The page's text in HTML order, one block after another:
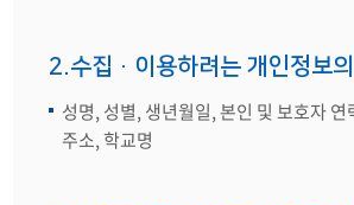
2.수집·이용하려는 개인정보
성명, 성별, 생년월일, 본인 및 보호자 연
주소, 학교명